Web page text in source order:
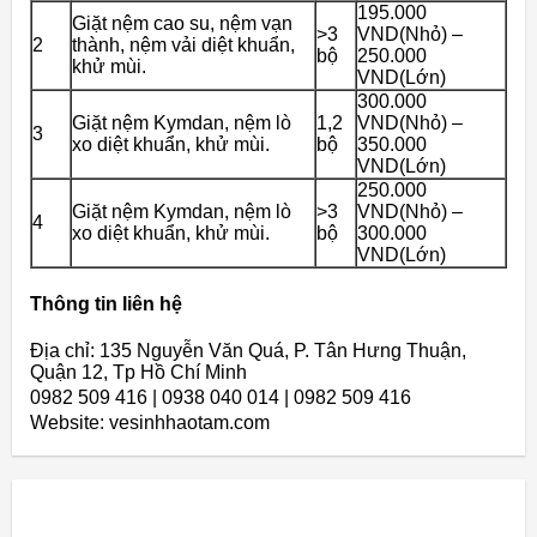
2
Giặt nệm cao su, nệm vạn
thành, nệm vải diệt khuẩn,
khử mùi.
>3
bộ
195.000
VND(Nhỏ) –
250.000
VND(Lớn)
3
Giặt nệm Kymdan, nệm lò
xo diệt khuẩn, khử mùi.
1,2
bộ
300.000
VND(Nhỏ) –
350.000
VND(Lớn)
4
Giặt nệm Kymdan, nệm lò
xo diệt khuẩn, khử mùi.
>3
bộ
250.000
VND(Nhỏ) –
300.000
VND(Lớn)
Thông tin liên hệ
Địa chỉ: 135 Nguyễn Văn Quá, P. Tân Hưng Thuận,
Quận 12, Tp Hồ Chí Minh
0982 509 416 | 0938 040 014 | 0982 509 416
Website: vesinhhaotam.com